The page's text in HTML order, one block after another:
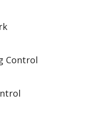
Control